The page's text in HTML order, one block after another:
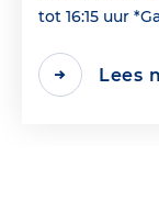
tot 16:15 uur
Lees